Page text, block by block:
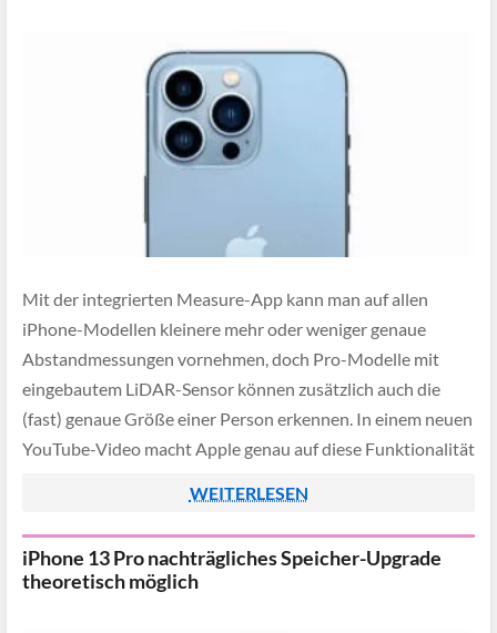
Mit der integrierten Measure-App kann man auf allen
iPhone-Modellen kleinere mehr oder weniger genaue
Abstandmessungen vornehmen, doch Pro-Modelle mit
eingebautem LiDAR-Sensor können zusätzlich auch die
(fast) genaue Größe einer Person erkennen. In einem neuen
YouTube-Video macht Apple genau auf diese Funktionalität
WEITERLESEN
iPhone 13 Pro nachträgliches Speicher-Upgrade
theoretisch möglich